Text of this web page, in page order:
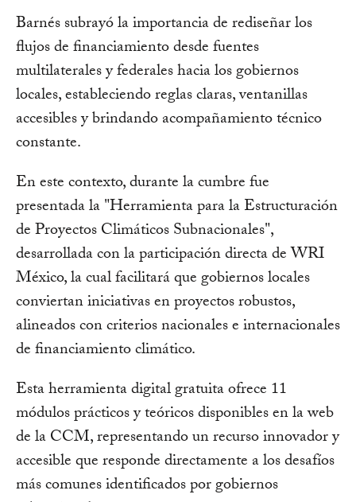
Barnés subrayó la importancia de rediseñar los
flujos de financiamiento desde fuentes
multilaterales y federales hacia los gobiernos
locales, estableciendo reglas claras, ventanillas
accesibles y brindando acompañamiento técnico
constante.
En este contexto, durante la cumbre fue
presentada la "Herramienta para la Estructuración
de Proyectos Climáticos Subnacionales",
desarrollada con la participación directa de WRI
México, la cual facilitará que gobiernos locales
conviertan iniciativas en proyectos robustos,
alineados con criterios nacionales e internacionales
de financiamiento climático.
Esta herramienta digital gratuita ofrece 11
módulos prácticos y teóricos disponibles en la web
de la CCM, representando un recurso innovador y
accesible que responde directamente a los desafíos
más comunes identificados por gobiernos